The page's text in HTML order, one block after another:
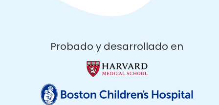
Probado y desarrollado en